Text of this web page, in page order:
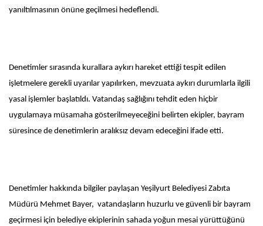
yanıltılmasının önüne geçilmesi hedeflendi.
Denetimler sırasında kurallara aykırı hareket ettiği tespit edilen
işletmelere gerekli uyarılar yapılırken, mevzuata aykırı durumlarla ilgili
yasal işlemler başlatıldı. Vatandaş sağlığını tehdit eden hiçbir
uygulamaya müsamaha gösterilmeyeceğini belirten ekipler, bayram
süresince de denetimlerin aralıksız devam edeceğini ifade etti.
Denetimler hakkında bilgiler paylaşan Yeşilyurt Belediyesi Zabıta
Müdürü Mehmet Bayer, vatandaşların huzurlu ve güvenli bir bayram
geçirmesi için belediye ekiplerinin sahada yoğun mesai yürüttüğünü